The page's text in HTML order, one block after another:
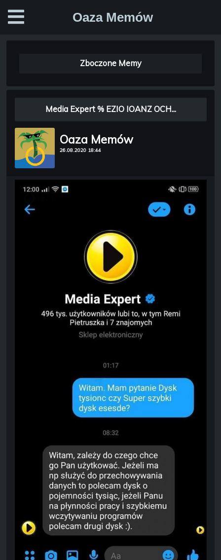
Oaza Memów
Zboczone Memy
Oaza Memów
26.08.2020 18:44
Media Expert % EZIO IOANZ OCH...